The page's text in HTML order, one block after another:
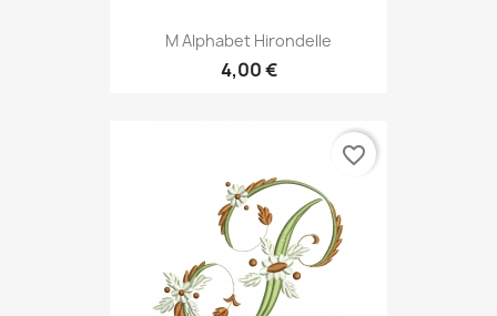
M Alphabet Hirondelle
4,00 €
favorite_border